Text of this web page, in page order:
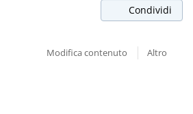
Condividi
Modifica contenuto
Altro